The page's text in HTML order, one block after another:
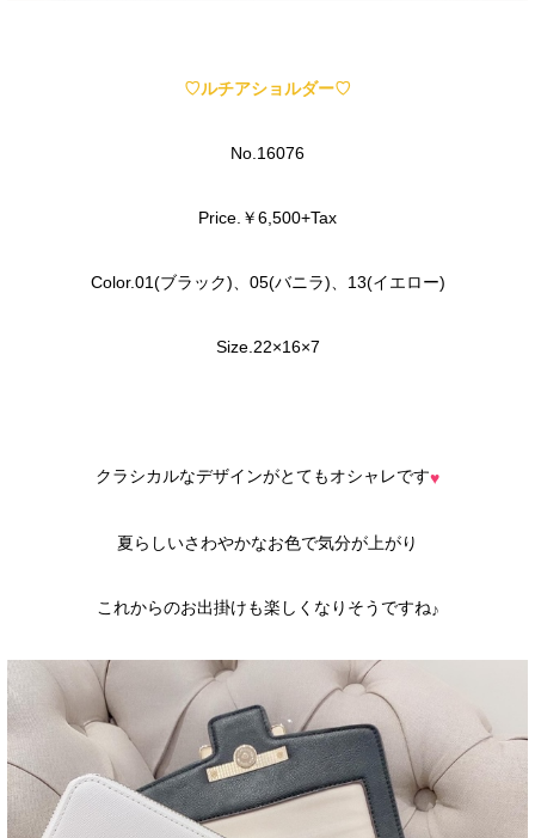
♡ルチアショルダー♡
No.16076
Price.￥6,500+Tax
Color.01(ブラック)、05(バニラ)、13(イエロー)
Size.22×16×7
クラシカルなデザインがとてもオシャレです♥
夏らしいさわやかなお色で気分が上がり
これからのお出掛けも楽しくなりそうですね♪